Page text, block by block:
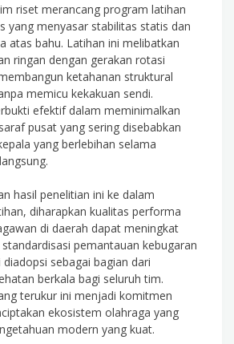
riset merancang program latihan
yang menyasar stabilitas statis dan
atas bahu. Latihan ini melibatkan
ringan dengan gerakan rotasi
ketahanan struktural
memicu kekakuan sendi.
efektif dalam meminimalkan
pusat yang sering disebabkan
yang berlebihan selama
hasil penelitian ini ke dalam
diharapkan kualitas performa
di daerah dapat meningkat
pemantauan kebugaran
sebagai bagian dari
berkala bagi seluruh tim.
terukur ini menjadi komitmen
ekosistem olahraga yang
modern yang kuat.